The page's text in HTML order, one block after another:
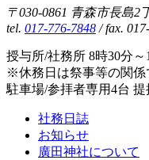
〒030-0861 青森市長島2
tel. 017-776-7848 / fax.
授与所/社務所 8時30分～
※休務日は祭事等の関係
駐車場/参拝者専用4台 提
社務日誌
お知らせ
廣田神社について